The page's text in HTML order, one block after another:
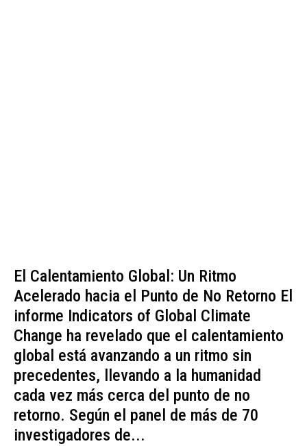
El Calentamiento Global: Un Ritmo
Acelerado hacia el Punto de No Retorno El
informe Indicators of Global Climate
Change ha revelado que el calentamiento
global está avanzando a un ritmo sin
precedentes, llevando a la humanidad
cada vez más cerca del punto de no
retorno. Según el panel de más de 70
investigadores de...